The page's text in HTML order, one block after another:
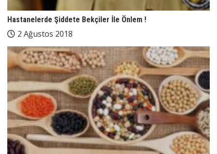
Hastanelerde Şiddete Bekçiler İle Önlem !
2 Ağustos 2018